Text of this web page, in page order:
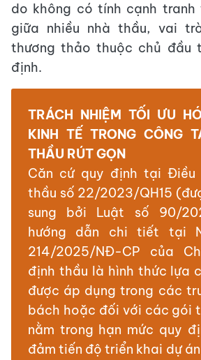
do không có tính cạnh
giữa nhiều nhà thầu, vai
thương thảo thuộc chủ đầu
định.
TRÁCH NHIỆM TỐI ƯU
KINH TẾ TRONG CÔNG
THẦU RÚT GỌN
Căn cứ quy định tại
thầu số 22/2023/QH15
sung bởi Luật số 90/
hướng dẫn chi tiết tại
214/2025/NĐ-CP của
định thầu là hình thức lựa
được áp dụng trong các
bách hoặc đối với các gói
nằm trong hạn mức quy
đảm tiến độ triển khai dự